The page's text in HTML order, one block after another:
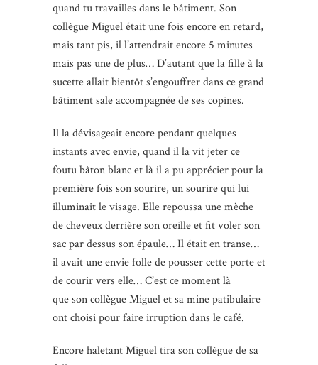
quand tu travailles dans le bâtiment. Son
collègue Miguel était une fois encore en retard,
mais tant pis, il l’attendrait encore 5 minutes
mais pas une de plus… D’autant que la fille à la
sucette allait bientôt s’engouffrer dans ce grand
bâtiment sale accompagnée de ses copines.
Il la dévisageait encore pendant quelques
instants avec envie, quand il la vit jeter ce
foutu bâton blanc et là il a pu apprécier pour la
première fois son sourire, un sourire qui lui
illuminait le visage. Elle repoussa une mèche
de cheveux derrière son oreille et fit voler son
sac par dessus son épaule… Il était en transe…
il avait une envie folle de pousser cette porte et
de courir vers elle… C’est ce moment là
que son collègue Miguel et sa mine patibulaire
ont choisi pour faire irruption dans le café.
Encore haletant Miguel tira son collègue de sa